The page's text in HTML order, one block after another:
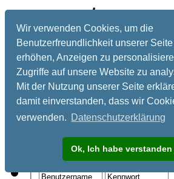
Wir verwenden Cookies, um die
Benutzerfreundlichkeit unserer Seite
erhöhen, Anzeigen zu
Zugriffe auf unsere Website zu
Mit der Nutzung unserer Seite
damit einverstanden, dass wir
verwenden. Datenschutzerklärung
Ok, Ich habe verstanden
Registrieren